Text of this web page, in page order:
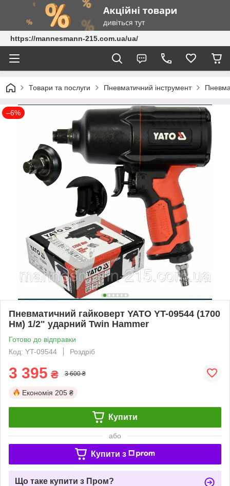
https://mannesmann-215.com.ua/ua/
Товари та послуги Пневматичний інструмент
–6%
Пневматичний гайковерт YATO YT-09544 (1700
Нм) 1/2" ударний Twin Hammer
Готово до відправки
Код: YT-09544
Роздріб
3 395 ₴ 3 600 ₴
Економія 205 ₴
Купити
або
Купити з
Що таке купити з Пром?